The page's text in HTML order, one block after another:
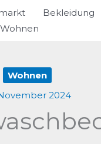
Bekleidung
Wohnen
Wohnen
2024